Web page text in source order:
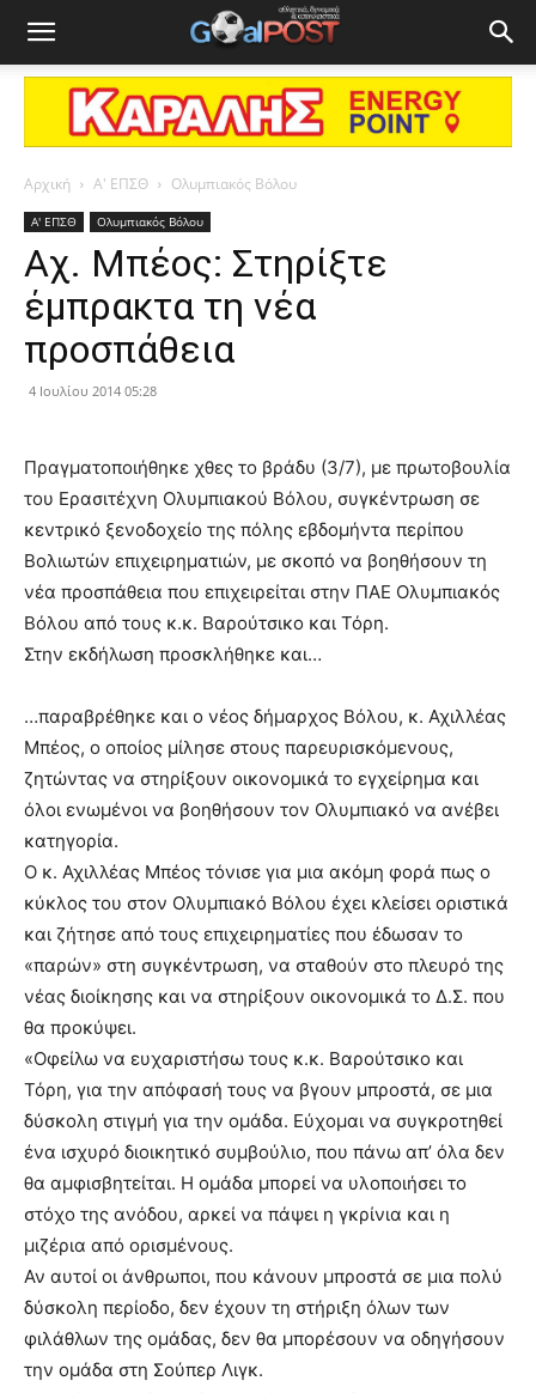
Αρχική Α' ΕΠΣΘ Ολυμπιακός Βόλου
Α' ΕΠΣΘ Ολυμπιακός Βόλου
Αχ. Μπέος: Στηρίξτε
έμπρακτα τη νέα
προσπάθεια
4 Ιουλίου 2014 05:28
Πραγματοποιήθηκε χθες το βράδυ (3/7), με πρωτοβουλία
του Ερασιτέχνη Ολυμπιακού Βόλου, συγκέντρωση σε
κεντρικό ξενοδοχείο της πόλης εβδομήντα περίπου
Βολιωτών επιχειρηματιών, με σκοπό να βοηθήσουν τη
νέα προσπάθεια που επιχειρείται στην ΠΑΕ Ολυμπιακός
Βόλου από τους κ.κ. Βαρούτσικο και Τόρη.
Στην εκδήλωση προσκλήθηκε και…
…παραβρέθηκε και ο νέος δήμαρχος Βόλου, κ. Αχιλλέας
Μπέος, ο οποίος μίλησε στους παρευρισκόμενους,
ζητώντας να στηρίξουν οικονομικά το εγχείρημα και
όλοι ενωμένοι να βοηθήσουν τον Ολυμπιακό να ανέβει
κατηγορία.
Ο κ. Αχιλλέας Μπέος τόνισε για μια ακόμη φορά πως ο
κύκλος του στον Ολυμπιακό Βόλου έχει κλείσει οριστικά
και ζήτησε από τους επιχειρηματίες που έδωσαν το
«παρών» στη συγκέντρωση, να σταθούν στο πλευρό της
νέας διοίκησης και να στηρίξουν οικονομικά το Δ.Σ. που
θα προκύψει.
«Οφείλω να ευχαριστήσω τους κ.κ. Βαρούτσικο και
Τόρη, για την απόφασή τους να βγουν μπροστά, σε μια
δύσκολη στιγμή για την ομάδα. Εύχομαι να συγκροτηθεί
ένα ισχυρό διοικητικό συμβούλιο, που πάνω απ’ όλα δεν
θα αμφισβητείται. Η ομάδα μπορεί να υλοποιήσει το
στόχο της ανόδου, αρκεί να πάψει η γκρίνια και η
μιζέρια από ορισμένους.
Αν αυτοί οι άνθρωποι, που κάνουν μπροστά σε μια πολύ
δύσκολη περίοδο, δεν έχουν τη στήριξη όλων των
φιλάθλων της ομάδας, δεν θα μπορέσουν να οδηγήσουν
την ομάδα στη Σούπερ Λιγκ.